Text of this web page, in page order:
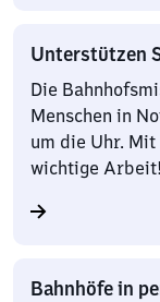
Unterstützen
Die
Menschen in
um die Uhr.
wichtige Arbeit!
Bahnhöfe in